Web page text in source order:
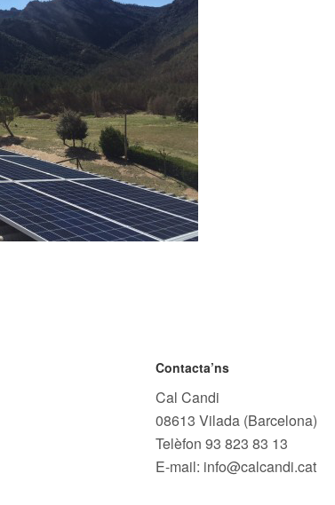
Contacta’ns
Cal Candi
08613 Vilada (Barcelona)
Telèfon 93 823 83 13
E-mail: info@calcandi.cat